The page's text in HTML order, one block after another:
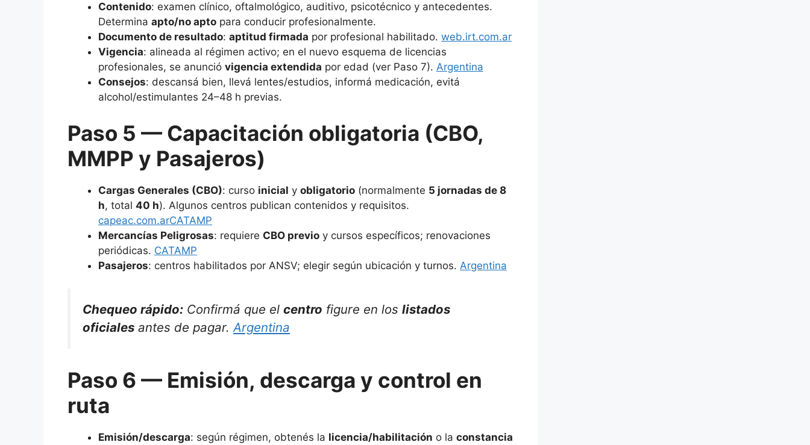
Contenido: examen clínico, oftalmológico, auditivo, psicotécnico y antecedentes.
Determina apto/no apto para conducir profesionalmente.
Documento de resultado: aptitud firmada por profesional habilitado. web.irt.com.ar
Vigencia: alineada al régimen activo; en el nuevo esquema de licencias
profesionales, se anunció vigencia extendida por edad (ver Paso 7). Argentina
Consejos: descansá bien, llevá lentes/estudios, informá medicación, evitá
alcohol/estimulantes 24–48 h previas.
Paso 5 — Capacitación obligatoria (CBO,
MMPP y Pasajeros)
Cargas Generales (CBO): curso inicial y obligatorio (normalmente 5 jornadas de 8
h, total 40 h). Algunos centros publican contenidos y requisitos.
capeac.com.arCATAMP
Mercancías Peligrosas: requiere CBO previo y cursos específicos; renovaciones
periódicas. CATAMP
Pasajeros: centros habilitados por ANSV; elegir según ubicación y turnos. Argentina
Chequeo rápido: Confirmá que el centro figure en los listados
oficiales antes de pagar.Argentina
Paso 6 — Emisión, descarga y control en
ruta
Emisión/descarga: según régimen, obtenés la licencia/habilitación o la constancia